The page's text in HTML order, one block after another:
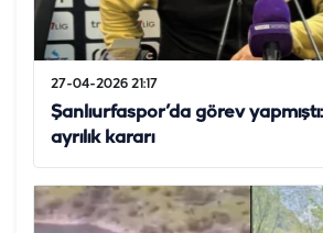
27-04-2026 21:17
Şanlıurfaspor’da görev
ayrılık kararı